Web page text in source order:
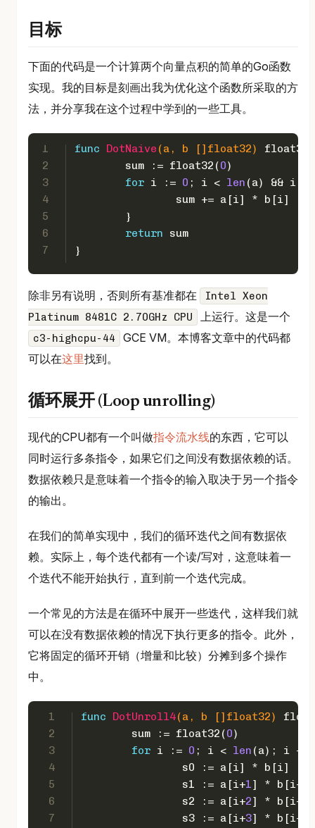
目标
下面的代码是一个计算两个向量点积的简单的Go函数
实现。我的目标是刻画出我为优化这个函数所采取的方
法，并分享我在这个过程中学到的一些工具。
1
2
3
4
5
6
7
func DotNaive (a, b [] float32) float32
	sum :=
float32 (0)
for i := 0 ; i < len (a) && i <
		sum += a[i] * b[i]
	}
return sum
}
除非另有说明，否则所有基准都在
Intel Xeon
Platinum 8481C 2.70GHz CPU
上运行。这是一个
c3-highcpu-44
GCE VM。本博客文章中的代码都
可以在这里找到。
循环展开 (Loop unrolling)
现代的CPU都有一个叫做指令流水线的东西，它可以
同时运行多条指令，如果它们之间没有数据依赖的话。
数据依赖只是意味着一个指令的输入取决于另一个指令
的输出。
在我们的简单实现中，我们的循环迭代之间有数据依
赖。实际上，每个迭代都有一个读/写对，这意味着一
个迭代不能开始执行，直到前一个迭代完成。
一个常见的方法是在循环中展开一些迭代，这样我们就
可以在没有数据依赖的情况下执行更多的指令。此外，
它将固定的循环开销（增量和比较）分摊到多个操作
中。
1
2
3
4
5
6
7
func DotUnroll4(a, b [] float32)
	sum :=
float32 (0)
for i := 0 ; i < len (a); i +=
		s0 := a[i] * b[i]
		s1 := a[i+
1] * b[i+
		s2 := a[i+
2] * b[i+
		s3 := a[i+
3] * b[i+